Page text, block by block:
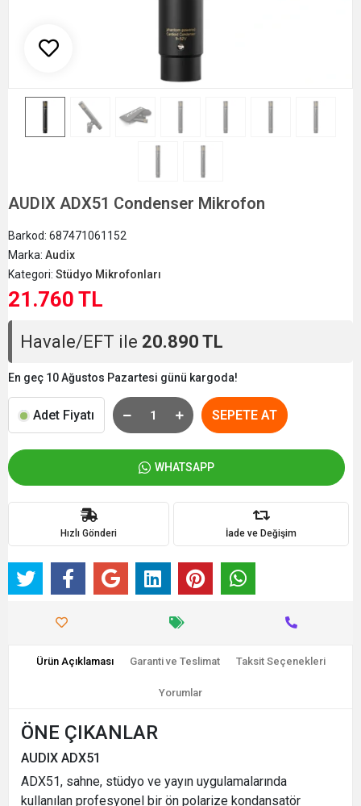
AUDIX ADX51 Condenser Mikrofon
Barkod: 687471061152
Marka: Audix
Kategori: Stüdyo Mikrofonları
21.760 TL
Havale/EFT ile 20.890 TL
En geç 10 Ağustos Pazartesi günü kargoda!
Adet Fiyatı SEPETE AT
WHATSAPP
Hızlı Gönderi İade ve Değişim
Ürün Açıklaması Garanti ve Teslimat Taksit Seçenekleri
Yorumlar
ÖNE ÇIKANLAR
AUDIX ADX51
ADX51, sahne, stüdyo ve yayın uygulamalarında
kullanılan profesyonel bir ön polarize kondansatör